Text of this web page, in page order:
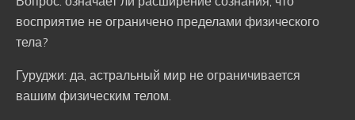
восприятие не ограничено пределами физического
тела?
Гуруджи: да, астральный мир не ограничивается
вашим физическим телом.